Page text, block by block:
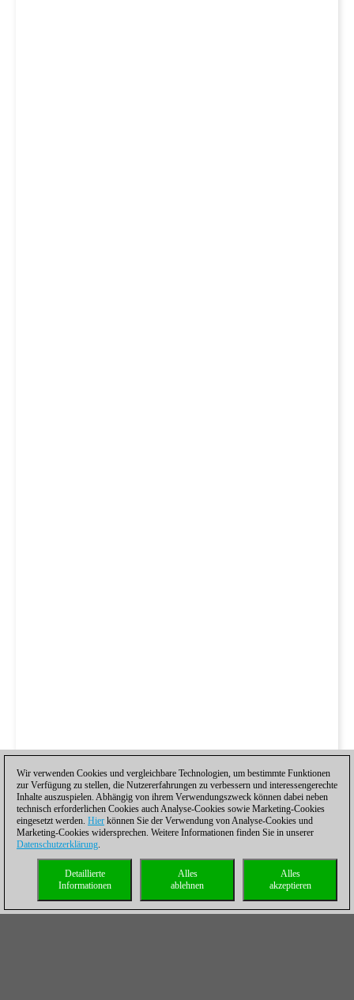
Wir verwenden Cookies und vergleichbare Technologien, um bestimmte Funktionen
zur Verfügung zu stellen, die Nutzererfahrungen zu verbessern und interessengerechte
Inhalte auszuspielen. Abhängig von ihrem Verwendungszweck können dabei neben
technisch erforderlichen Cookies auch Analyse-Cookies sowie Marketing-Cookies
eingesetzt werden. Hier können Sie der Verwendung von Analyse-Cookies und
Marketing-Cookies widersprechen. Weitere Informationen finden Sie in unserer
Datenschutzerklärung.
Alles
akzeptieren
Alles
ablehnen
Detaillierte
Informationen